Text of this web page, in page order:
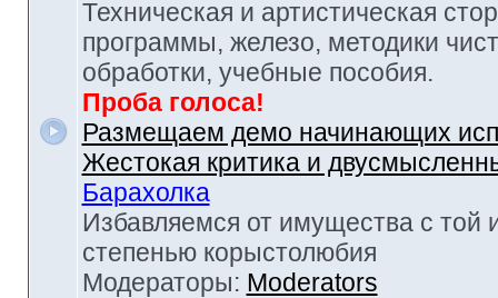
Техническая и артистическая
программы, железо, методики
обработки, учебные пособия.
Проба голоса!
Размещаем демо начинающих
Жестокая критика и
Барахолка
Избавляемся от имущества с той
степенью корыстолюбия
Модераторы: Moderators